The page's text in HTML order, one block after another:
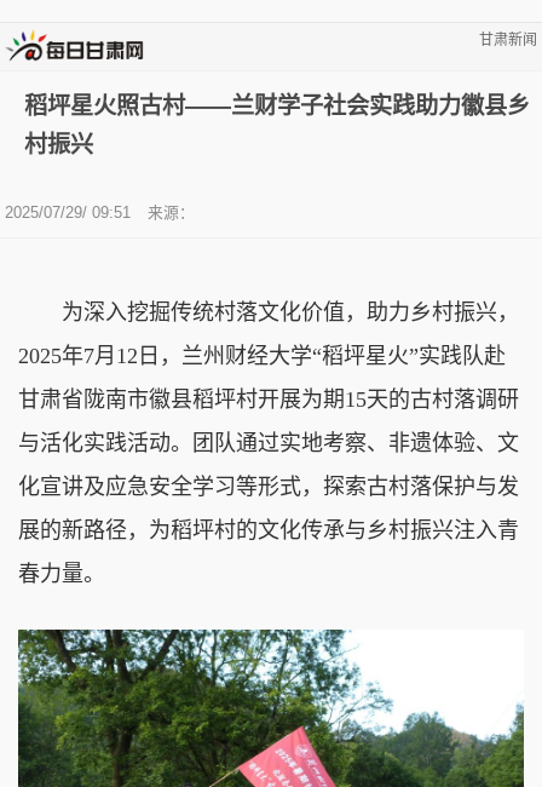
甘肃新闻
稻坪星火照古村——兰财学子社会实践助力徽县乡
村振兴
2025/07/29/ 09:51 来源：
为深入挖掘传统村落文化价值，助力乡村振兴，
2025年7月12日，兰州财经大学“稻坪星火”实践队赴
甘肃省陇南市徽县稻坪村开展为期15天的古村落调研
与活化实践活动。团队通过实地考察、非遗体验、文
化宣讲及应急安全学习等形式，探索古村落保护与发
展的新路径，为稻坪村的文化传承与乡村振兴注入青
春力量。